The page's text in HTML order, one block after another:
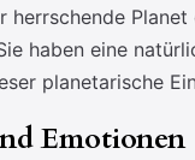
herrschende
haben eine
planetarische
Emotionen